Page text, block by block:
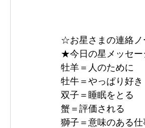
☆お星さまの連絡
★今日の星メッセー
牡羊＝人のために
牡牛＝やっぱり好き
双子＝睡眠をとる
蟹＝評価される
獅子＝意味のある仕